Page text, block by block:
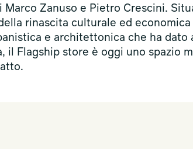
Zanuso e Pietro Crescini.
rinascita culturale ed
e architettonica che ha dato
il Flagship store è oggi uno spazio